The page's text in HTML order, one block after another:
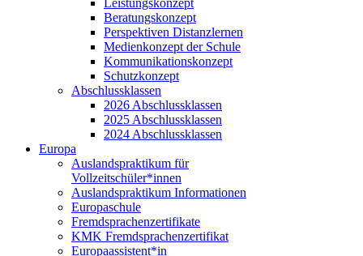
Leistungskonzept
Beratungskonzept
Perspektiven Distanzlernen
Medienkonzept der Schule
Kommunikationskonzept
Schutzkonzept
Abschlussklassen
2026 Abschlussklassen
2025 Abschlussklassen
2024 Abschlussklassen
Europa
Auslandspraktikum für
Vollzeitschüler*innen
Auslandspraktikum Informationen
Europaschule
Fremdsprachenzertifikate
KMK Fremdsprachenzertifikat
Europaassistent*in